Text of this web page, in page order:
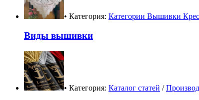
• Категория: Категории Вышивки
Виды вышивки
• Категория: Каталог статей /